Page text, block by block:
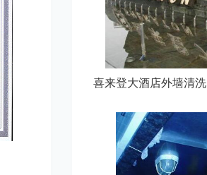
喜来登大酒店外墙清洗